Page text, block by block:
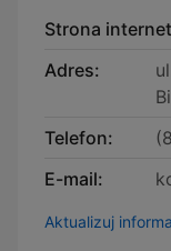
Strona
Adres:
Telefon:
E-mail:
Aktualizuj